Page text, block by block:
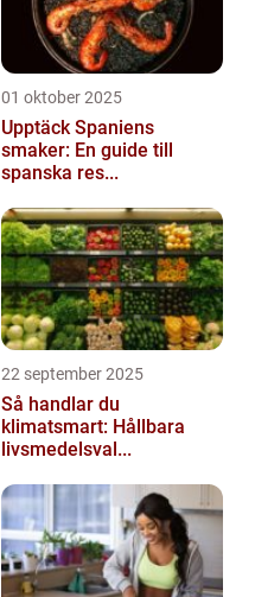
01 oktober 2025
Upptäck Spaniens
smaker: En guide till
spanska res...
22 september 2025
Så handlar du
klimatsmart: Hållbara
livsmedelsval...